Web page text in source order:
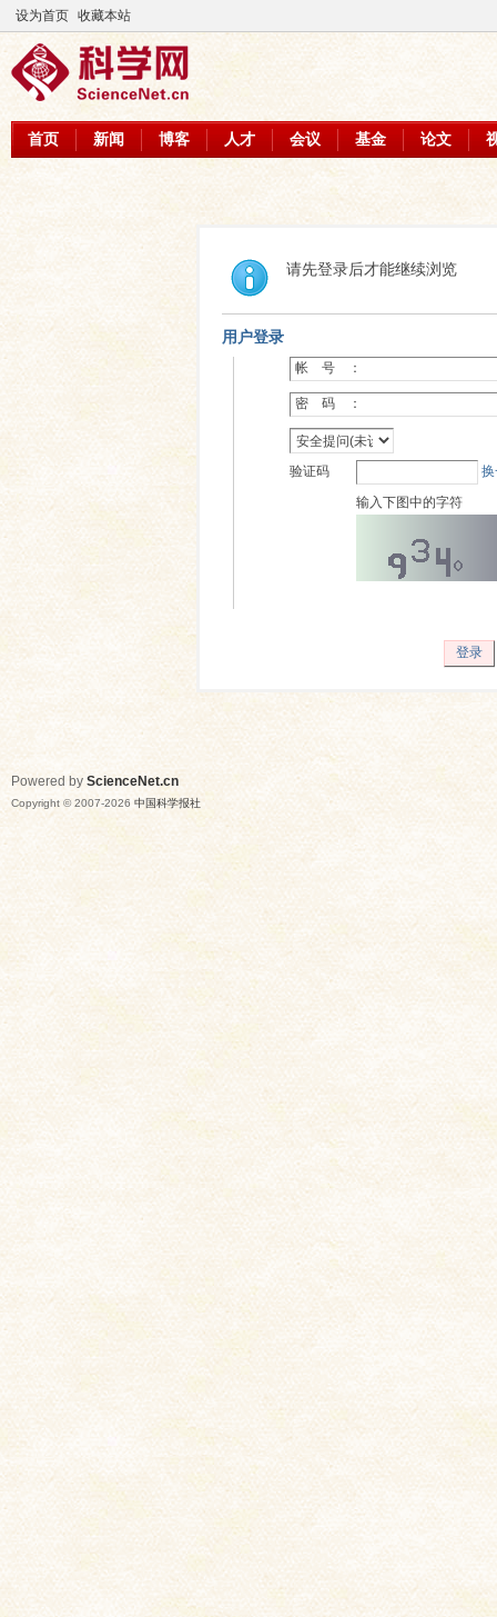
设为首页 收藏本站
首页 新闻 博客 人才 会议 基金 论文
请先登录后才能继续浏览
用户登录
帐 号 ：
密 码 ：
验证码
输入下图中的字符
登录
Powered by ScienceNet.cn
Copyright © 2007-2026 中国科学报社